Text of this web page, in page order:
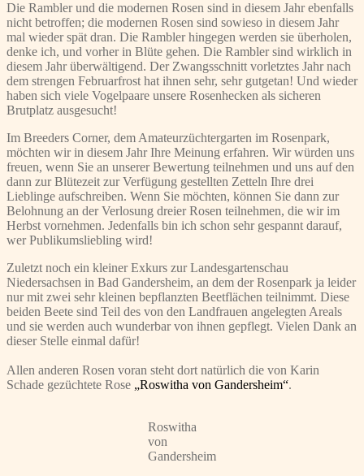
Die Rambler und die modernen Rosen sind in diesem Jahr ebenfalls
nicht betroffen; die modernen Rosen sind sowieso in diesem Jahr
mal wieder spät dran. Die Rambler hingegen werden sie überholen,
denke ich, und vorher in Blüte gehen. Die Rambler sind wirklich in
diesem Jahr überwältigend. Der Zwangsschnitt vorletztes Jahr nach
dem strengen Februarfrost hat ihnen sehr, sehr gutgetan! Und wieder
haben sich viele Vogelpaare unsere Rosenhecken als sicheren
Brutplatz ausgesucht!
Im Breeders Corner, dem Amateurzüchtergarten im Rosenpark,
möchten wir in diesem Jahr Ihre Meinung erfahren. Wir würden uns
freuen, wenn Sie an unserer Bewertung teilnehmen und uns auf den
dann zur Blütezeit zur Verfügung gestellten Zetteln Ihre drei
Lieblinge aufschreiben. Wenn Sie möchten, können Sie dann zur
Belohnung an der Verlosung dreier Rosen teilnehmen, die wir im
Herbst vornehmen. Jedenfalls bin ich schon sehr gespannt darauf,
wer Publikumsliebling wird!
Zuletzt noch ein kleiner Exkurs zur Landesgartenschau
Niedersachsen in Bad Gandersheim, an dem der Rosenpark ja leider
nur mit zwei sehr kleinen bepflanzten Beetflächen teilnimmt. Diese
beiden Beete sind Teil des von den Landfrauen angelegten Areals
und sie werden auch wunderbar von ihnen gepflegt. Vielen Dank an
dieser Stelle einmal dafür!
Allen anderen Rosen voran steht dort natürlich die von Karin
Schade gezüchtete Rose „Roswitha von Gandersheim“.
Roswitha
von
Gandersheim